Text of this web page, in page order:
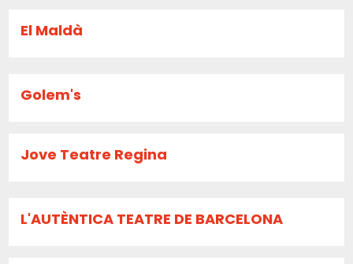
El Maldà
Golem's
Jove Teatre Regina
L'AUTÈNTICA TEATRE DE BARCELONA